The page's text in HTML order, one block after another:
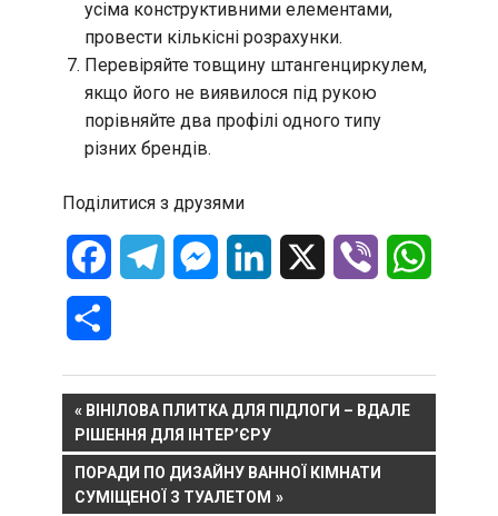
усіма конструктивними елементами,
провести кількісні розрахунки.
Перевіряйте товщину штангенциркулем,
якщо його не виявилося під рукою
порівняйте два профілі одного типу
різних брендів.
Поділитися з друзями
FacebookTelegramMessenger
LinkedIn Viber
Навигация
по
записям
PREVIOUS
POST:
ВІНІЛОВА ПЛИТКА ДЛЯ ПІДЛОГИ – ВДАЛЕ
РІШЕННЯ ДЛЯ ІНТЕР’ЄРУ
NEXT
POST:
ПОРАДИ ПО ДИЗАЙНУ ВАННОЇ КІМНАТИ
СУМІЩЕНОЇ З ТУАЛЕТОМ